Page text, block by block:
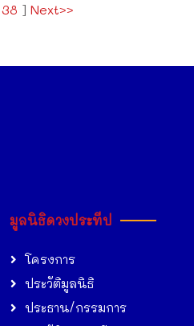
38 ] Next>>
มูลนิธิดวงประทีป
โครงการ
ประวัติมูลนิธิ
ประธาน/กรรมการ